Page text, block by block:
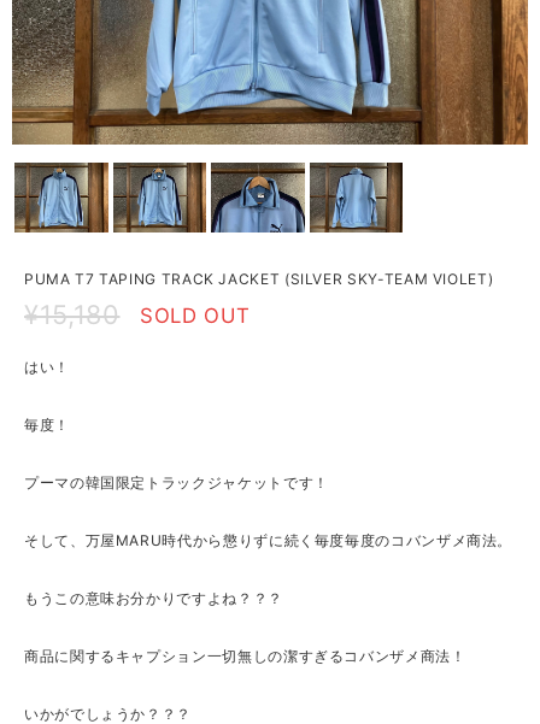
PUMA T7 TAPING TRACK JACKET (SILVER SKY-TEAM VIOLET)
¥15,180 SOLD OUT
はい！
毎度！
プーマの韓国限定トラックジャケットです！
そして、万屋MARU時代から懲りずに続く毎度毎度のコバンザメ商法。
もうこの意味お分かりですよね？？？
商品に関するキャプション一切無しの潔すぎるコバンザメ商法！
いかがでしょうか？？？